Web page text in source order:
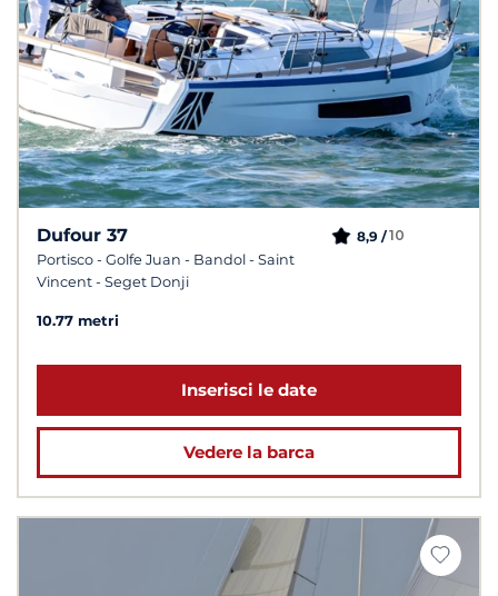
Dufour 37
Portisco - Golfe Juan - Bandol - Saint
Vincent - Seget Donji
8,9 /10
10.77 metri
Inserisci le date
Vedere la barca